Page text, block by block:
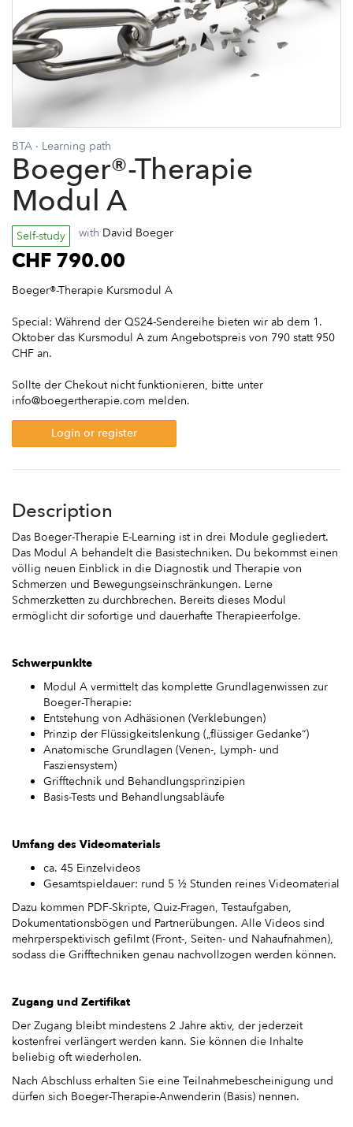
BTA · Learning path
Boeger®-Therapie
Modul A
Self-study with David Boeger
CHF 790.00
Boeger®-Therapie Kursmodul A
Special: Während der QS24-Sendereihe bieten wir ab dem 1.
Oktober das Kursmodul A zum Angebotspreis von 790 statt 950
CHF an.
Sollte der Chekout nicht funktionieren, bitte unter
info@boegertherapie.com melden.
Login or register
Description
Das Boeger-Therapie E-Learning ist in drei Module gegliedert.
Das Modul A behandelt die Basistechniken. Du bekommst einen
völlig neuen Einblick in die Diagnostik und Therapie von
Schmerzen und Bewegungseinschränkungen. Lerne
Schmerzketten zu durchbrechen. Bereits dieses Modul
ermöglicht dir sofortige und dauerhafte Therapieerfolge.
Schwerpunklte
Modul A vermittelt das komplette Grundlagenwissen zur
Boeger-Therapie:
Entstehung von Adhäsionen (Verklebungen)
Prinzip der Flüssigkeitslenkung („flüssiger Gedanke“)
Anatomische Grundlagen (Venen-, Lymph- und
Fasziensystem)
Grifftechnik und Behandlungsprinzipien
Basis-Tests und Behandlungsabläufe
Umfang des Videomaterials
ca. 45 Einzelvideos
Gesamtspieldauer: rund 5 ½ Stunden reines Videomaterial
Dazu kommen PDF-Skripte, Quiz-Fragen, Testaufgaben,
Dokumentationsbögen und Partnerübungen. Alle Videos sind
mehrperspektivisch gefilmt (Front-, Seiten- und Nahaufnahmen),
sodass die Grifftechniken genau nachvollzogen werden können.
Zugang und Zertifikat
Der Zugang bleibt mindestens 2 Jahre aktiv, der jederzeit
kostenfrei verlängert werden kann. Sie können die Inhalte
beliebig oft wiederholen.
Nach Abschluss erhalten Sie eine Teilnahmebescheinigung und
dürfen sich Boeger-Therapie-Anwenderin (Basis) nennen.